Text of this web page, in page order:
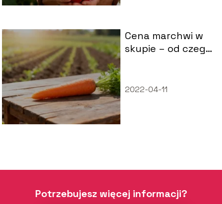
Cena marchwi w
skupie – od czego
rynek?
2022-04-11
Potrzebujesz więcej informacji?